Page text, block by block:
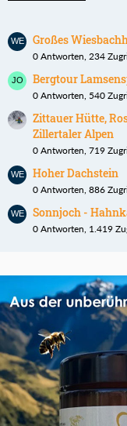
Großes
0 Antworten, 234
Bergtour
0 Antworten, 540
Zittauer Hütte,
Zillertaler Alpen
0 Antworten, 719
Hoher Dachstein
0 Antworten, 886
Sonnjoch -
0 Antworten, 1.419